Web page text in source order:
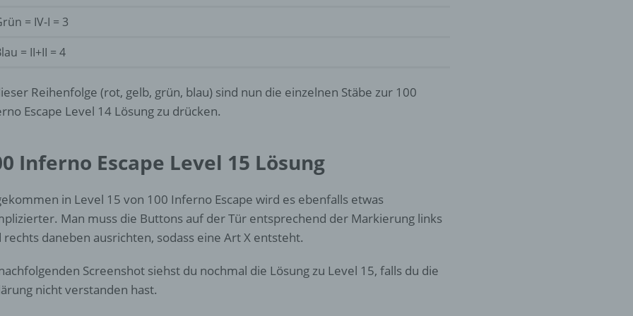
= IV-I = 3
= II+II = 4
Reihenfolge (rot, gelb, grün, blau) sind nun die einzelnen Stäbe zur 100
Escape Level 14 Lösung zu drücken.
Inferno Escape Level 15 Lösung
in Level 15 von 100 Inferno Escape wird es ebenfalls etwas
Man muss die Buttons auf der Tür entsprechend der Markierung links
rechts daneben ausrichten, sodass eine Art X entsteht.
Screenshot siehst du nochmal die Lösung zu Level 15, falls du die
nicht verstanden hast.
personenbezogener Daten mit dem Ziel, ihre künftige Verarbeitung
e) Profiling
personenbezogener Daten, die darin besteht, dass diese
personenbezogenen Daten verwendet werden, um bestimmte
zu bewerten, insbesondere, um Aspekte bezüglich Arbeitsleistung,
wirtschaftlicher Lage, Gesundheit, persönlicher Vorlieben, Interessen,
Zuverlässigkeit, Verhalten, Aufenthaltsort oder Ortswechsel dieser
natürlichen Person zu analysieren oder vorherzusagen.
f) Pseudonymisierung